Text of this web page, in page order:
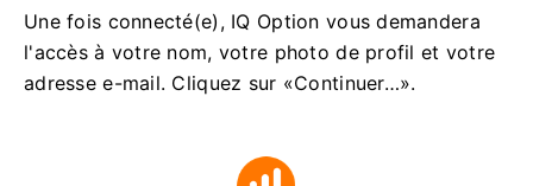
Une fois connecté(e), IQ Option vous demandera
l'accès à votre nom, votre photo de profil et votre
adresse e-mail. Cliquez sur «Continuer…».